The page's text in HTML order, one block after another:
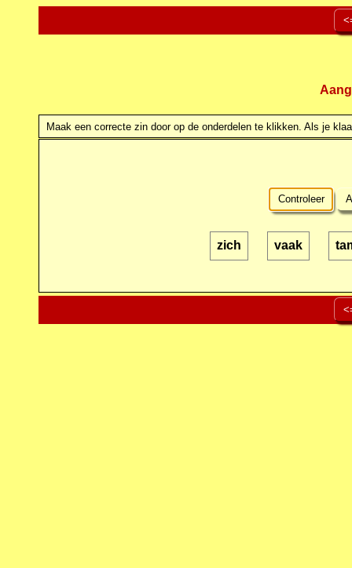
Maak een correcte zin door op de onderdelen te klikken. Als je
Controleer
zich vaak